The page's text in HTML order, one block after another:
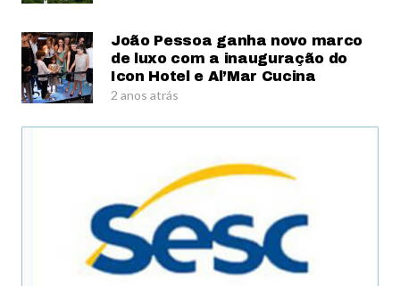
João Pessoa ganha novo marco
de luxo com a inauguração do
Icon Hotel e Al’Mar Cucina
2 anos atrás